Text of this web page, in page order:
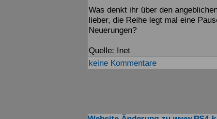
Was denkt ihr über den
lieber, die Reihe legt mal eine
Neuerungen?
Quelle: Inet
keine Kommentare